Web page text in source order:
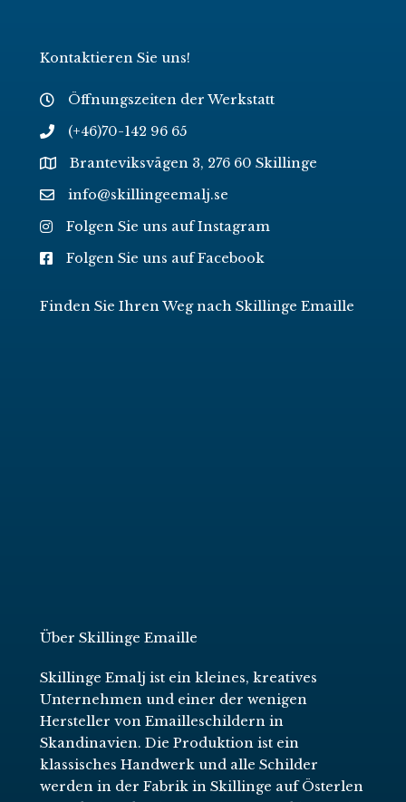
Kontaktieren Sie uns!
Öffnungszeiten der Werkstatt
(+46)70-142 96 65
Branteviksvägen 3, 276 60 Skillinge
info@skillingeemalj.se
Folgen Sie uns auf Instagram
Folgen Sie uns auf Facebook
Finden Sie Ihren Weg nach Skillinge Emaille
Über Skillinge Emaille
Skillinge Emalj ist ein kleines, kreatives
Unternehmen und einer der wenigen
Hersteller von Emailleschildern in
Skandinavien. Die Produktion ist ein
klassisches Handwerk und alle Schilder
werden in der Fabrik in Skillinge auf Österlen